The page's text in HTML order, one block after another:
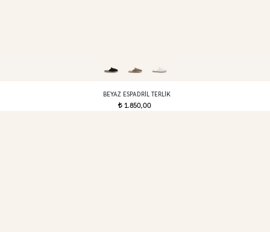
BEYAZ ESPADRIL TERLIK
t1.850,00